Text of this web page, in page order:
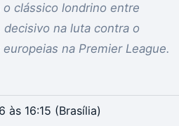
clássico londrino entre
na luta contra o
na Premier League.
às 16:15 (Brasília)